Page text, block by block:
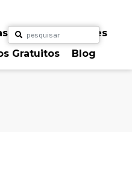
Para Particulares
Gratuitos Blog